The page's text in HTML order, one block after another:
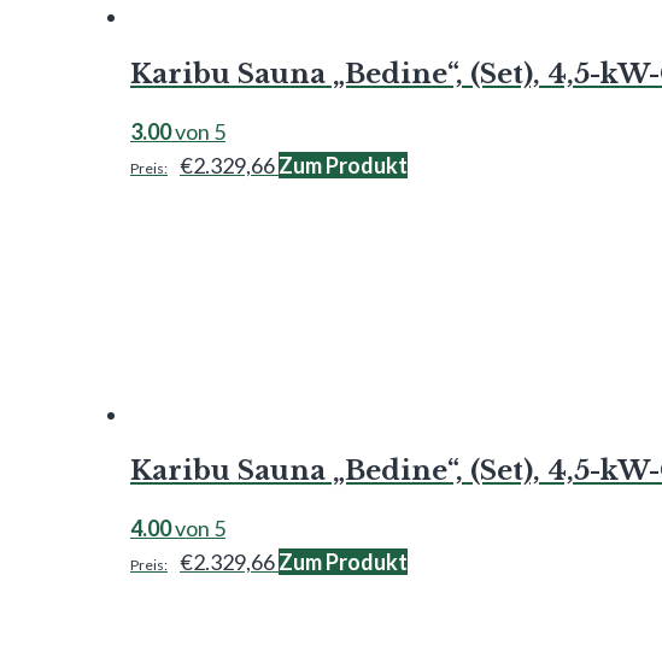
Karibu Sauna „Bedine“, (Set), 4,5-
3.00von 5
€2.329,66Zum Produkt
Karibu Sauna „Bedine“, (Set), 4,5-
4.00von 5
€2.329,66Zum Produkt